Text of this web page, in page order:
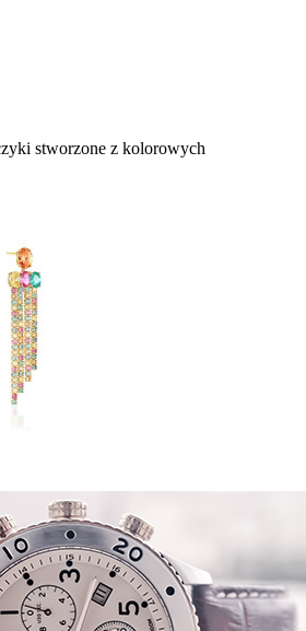
stworzone z kolorowych